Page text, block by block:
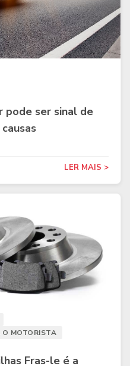
pode ser sinal de
LER MAIS >
MOTORISTA
Fras-le é a